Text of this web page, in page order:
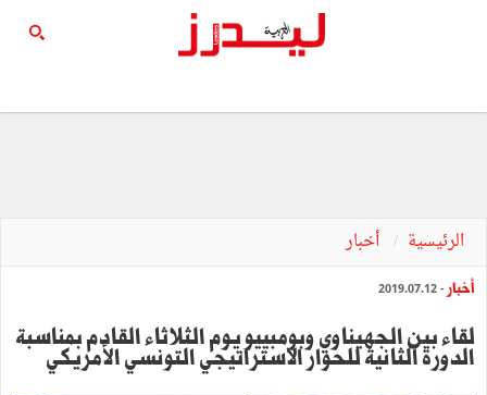
الرئيسية أخبار
أخبار - 2019.07.12
لقاء بين الجهيناوي وبومبييو يوم الثلاثاء القادم بمناسبة
الدورة الثانية للحوار الاستراتيجي التونسي الأمريكي